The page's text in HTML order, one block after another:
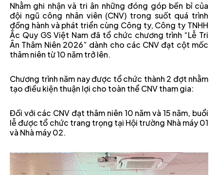
Nhằm ghi nhận và tri ân những đóng góp bền bỉ của
đội ngũ công nhân viên (CNV) trong suốt quá trình
đồng hành và phát triển cùng Công ty, Công ty TNHH
Ắc Quy GS Việt Nam đã tổ chức chương trình “Lễ Tri
Ân Thâm Niên 2026” dành cho các CNV đạt cột mốc
thâm niên từ 10 năm trở lên.
Chương trình năm nay được tổ chức thành 2 đợt nhằm
tạo điều kiện thuận lợi cho toàn thể CNV tham gia:
Đối với các CNV đạt thâm niên 10 năm và 15 năm, buổi
lễ được tổ chức trang trọng tại Hội trường Nhà máy 01
và Nhà máy 02.